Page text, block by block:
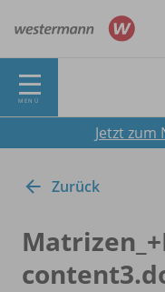
MENÜ
Jetzt
Zurück
Matrizen_